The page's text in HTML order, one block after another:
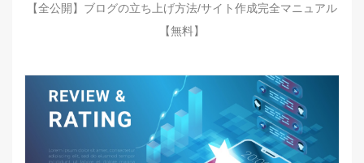
【全公開】ブログの立ち上げ方法/サイト作成完全マニュアル
【無料】